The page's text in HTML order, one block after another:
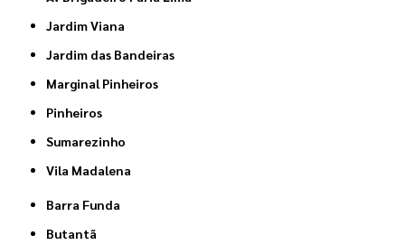
Jardim Viana
Jardim das Bandeiras
Marginal Pinheiros
Pinheiros
Sumarezinho
Vila Madalena
Barra Funda
Butantã